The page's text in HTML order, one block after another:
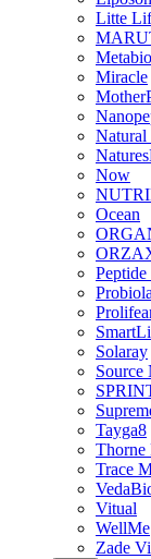
Litte
Miracle
Natural
Now
Ocean
Peptide
Solaray
Source
Tayga8
Thorne
Trace
Vitual
WellMe
Zade